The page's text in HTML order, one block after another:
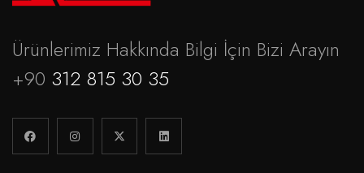
Ürünlerimiz Hakkında Bilgi İçin Bizi Arayın
+90 312 815 30 35